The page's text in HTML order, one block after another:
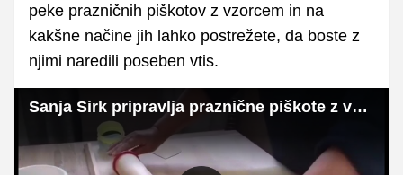
peke prazničnih piškotov z vzorcem in na
kakšne načine jih lahko postrežete, da boste z
njimi naredili poseben vtis.
Sanja Sirk pripravlja praznične piškote z vzorcem